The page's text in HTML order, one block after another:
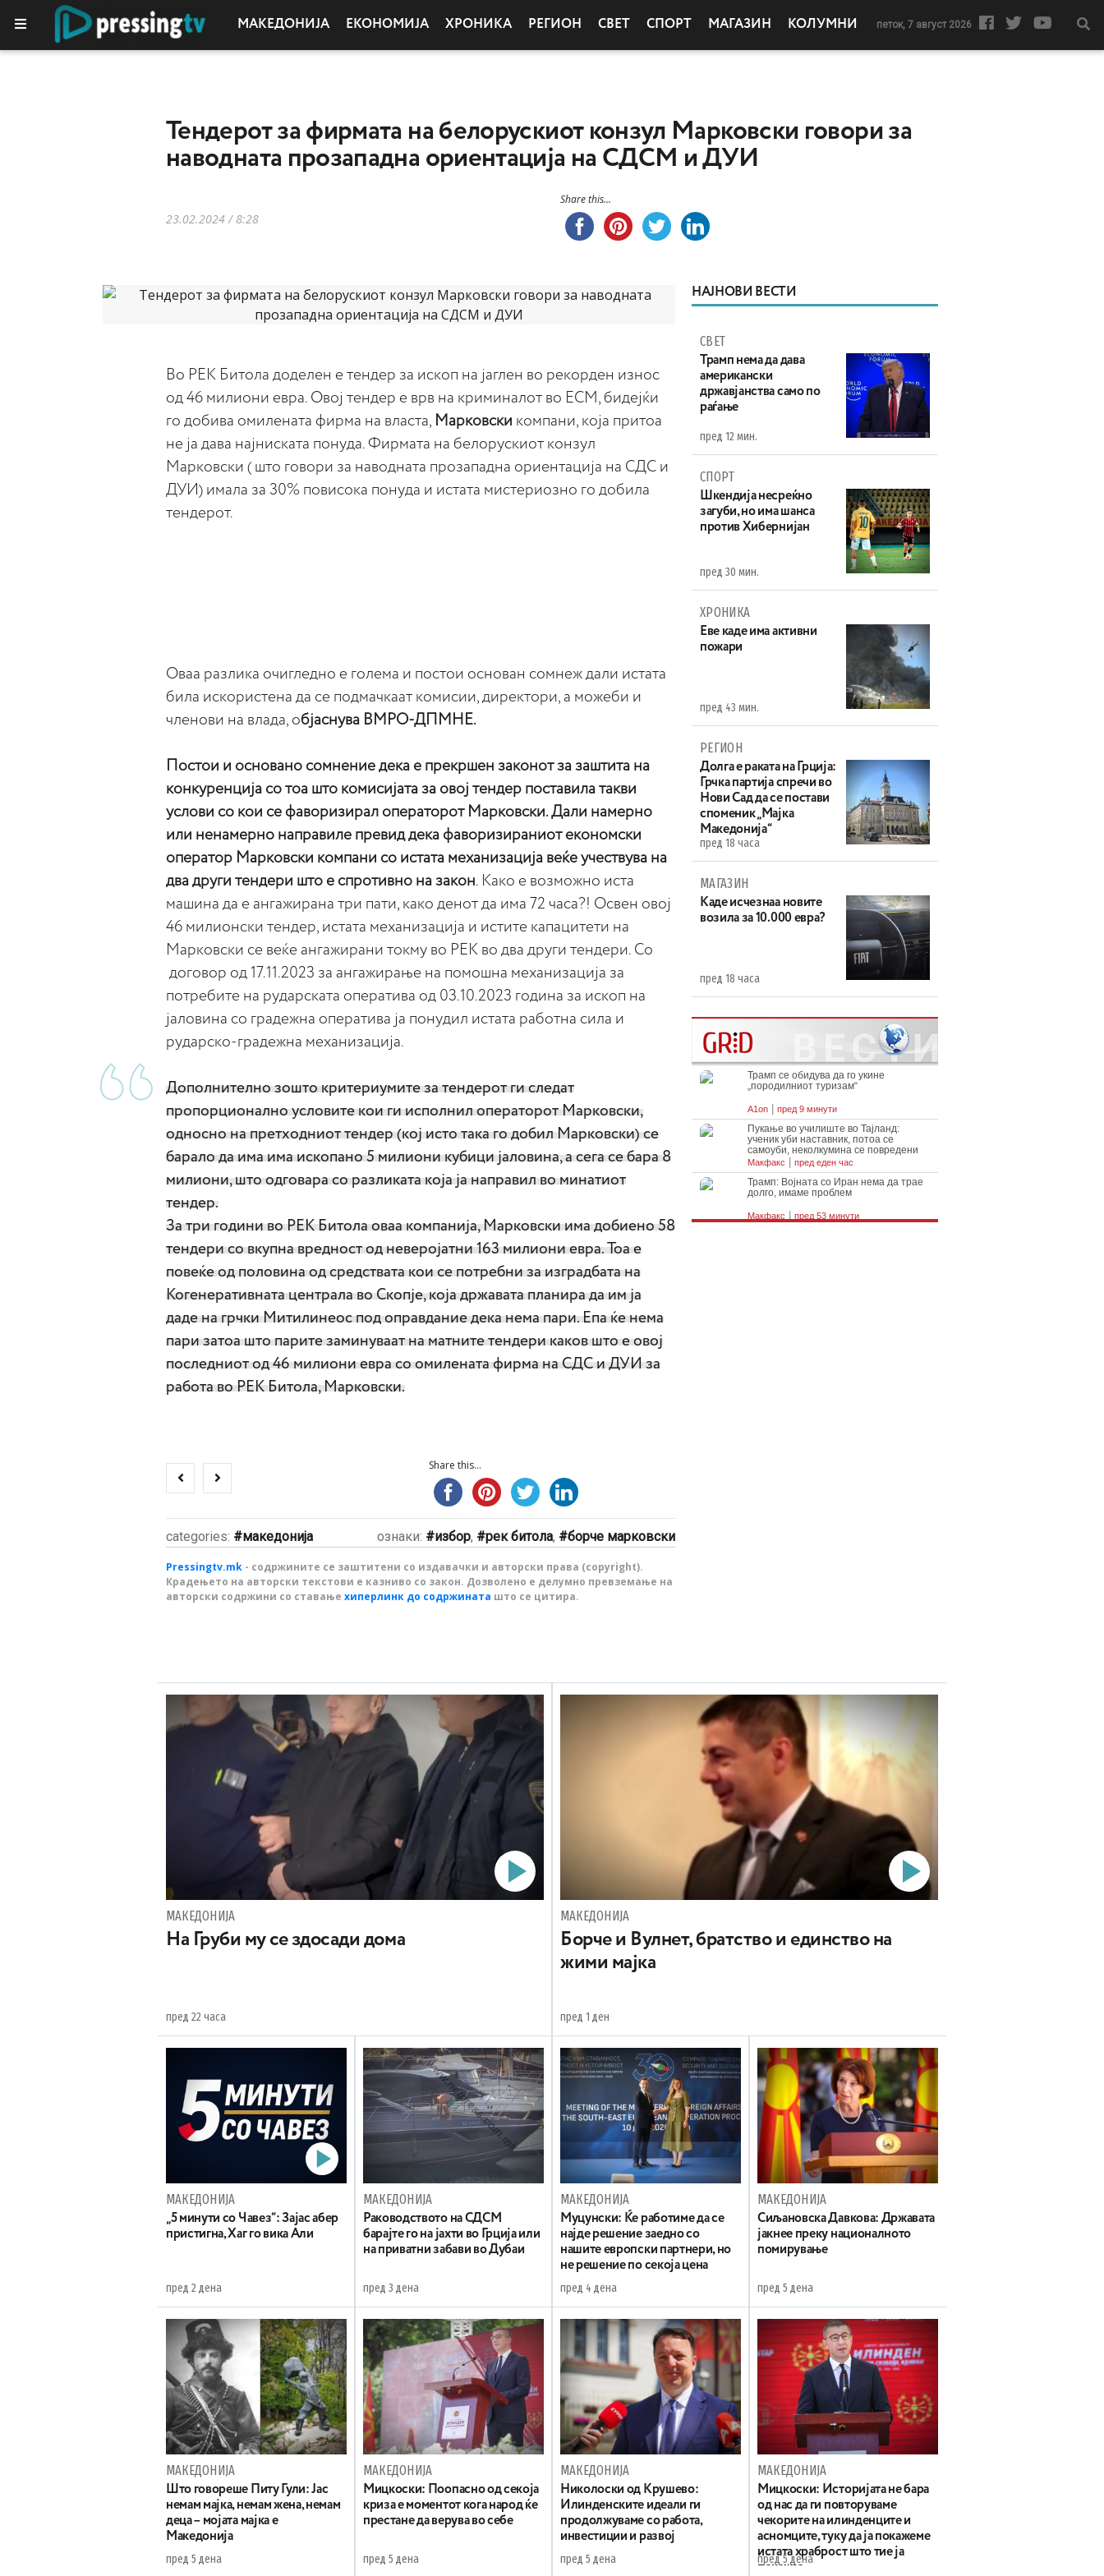
МАКЕДОНИЈА ЕКОНОМИЈА ХРОНИКА РЕГИОН СВЕТ СПОРТ МАГАЗИН КОЛУМНИ петок, 7 август 2026
Тендерот за фирмата на белорускиот конзул Марковски говори за
наводната прозападна ориентација на СДСМ и ДУИ
23.02.2024 / 8:28
Share this...
Во РЕК Битола доделен е тендер за ископ на јаглен во рекорден износ
од 46 милиони евра. Овој тендер е врв на криминалот во ЕСМ, бидејќи
го добива омилената фирма на власта, Марковски компани, која притоа
не ја дава најниската понуда. Фирмата на белорускиот конзул
Марковски ( што говори за наводната прозападна ориентација на СДС и
ДУИ) имала за 30% повисока понуда и истата мистериозно го добила
тендерот.
Оваа разлика очигледно е голема и постои основан сомнеж дали истата
била искористена да се подмачкаат комисии, директори, а можеби и
членови на влада, објаснува ВМРО-ДПМНЕ.
Постои и основано сомнение дека е прекршен законот за заштита на
конкуренција со тоа што комисијата за овој тендер поставила такви
услови со кои се фаворизирал операторот Марковски. Дали намерно
или ненамерно направиле превид дека фаворизираниот економски
оператор Марковски компани со истата механизација веќе учествува на
два други тендери што е спротивно на закон. Како е возможно иста
машина да е ангажирана три пати, како денот да има 72 часа?! Освен овој
46 милионски тендер, истата механизација и истите капацитети на
Марковски се веќе ангажирани токму во РЕК во два други тендери. Со
договор од 17.11.2023 за ангажирање на помошна механизација за
потребите на рударската оператива од 03.10.2023 година за ископ на
јаловина со градежна оператива ја понудил истата работна сила и
рударско-градежна механизација.
Дополнително зошто критериумите за тендерот ги следат
пропорционално условите кои ги исполнил операторот Марковски,
односно на претходниот тендер (кој исто така го добил Марковски) се
барало да има има ископано 5 милиони кубици јаловина, а сега се бара 8
милиони, што одговара со разликата која ја направил во минатиот
тендер.
За три години во РЕК Битола оваа компанија, Марковски има добиено 58
тендери со вкупна вредност од неверојатни 163 милиони евра. Тоа е
повеќе од половина од средствата кои се потребни за изградбата на
Когенеративната централа во Скопје, која државата планира да им ја
даде на грчки Митилинеос под оправдание дека нема пари. Епа ќе нема
пари затоа што парите заминуваат на матните тендери каков што е овој
последниот од 46 милиони евра со омилената фирма на СДС и ДУИ за
работа во РЕК Битола, Марковски.
Share this...
categories: македонија ознаки: избор, рек битола, борче марковски
Pressingtv.mk - содржините се заштитени со издавачки и авторски права (copyright).
Крадењето на авторски текстови е казниво со закон. Дозволено е делумно превземање на
авторски содржини со ставање хиперлинк до содржината што се цитира.
НАЈНОВИ ВЕСТИ
СВЕТ
Трамп нема да дава
американски
државјанства само по
раѓање
пред 12 мин.
СПОРТ
Шкендија несреќно
загуби, но има шанса
против Хибернијан
пред 30 мин.
ХРОНИКА
Eве каде има активни
пожари
пред 43 мин.
РЕГИОН
Долга е раката на Грција:
Грчка партија спречи во
Нови Сад да се постави
споменик „Мајка
Македонија“
пред 18 часа
МАГАЗИН
Каде исчезнаа новите
возила за 10.000 евра?
пред 18 часа
МАКЕДОНИЈА
На Груби му се здосади дома
пред 22 часа
МАКЕДОНИЈА
Борче и Вулнет, братство и единство на
жими мајка
пред 1 ден
МАКЕДОНИЈА
„5 минути со Чавез“: Зајас абер
пристигна, Хаг го вика Али
пред 2 дена
МАКЕДОНИЈА
Раководството на СДСМ
барајте го на јахти во Грција или
на приватни забави во Дубаи
пред 3 дена
МАКЕДОНИЈА
Муцунски: Ќе работиме да се
најде решение заедно со
нашите европски партнери, но
не решение по секоја цена
пред 4 дена
МАКЕДОНИЈА
Сиљановска Давкова: Државата
јакнее преку националното
помирување
пред 5 дена
МАКЕДОНИЈА
Што говореше Питу Гули: Јас
немам мајка, немам жена, немам
деца – мојата мајка е
Македонија
пред 5 дена
МАКЕДОНИЈА
Мицкоски: Поопасно од секоја
криза е моментот кога народ ќе
престане да верува во себе
пред 5 дена
МАКЕДОНИЈА
Николоски од Крушево:
Илинденските идеали ги
продолжуваме со работа,
инвестиции и развој
пред 5 дена
МАКЕДОНИЈА
Мицкоски: Историјата не бара
од нас да ги повторуваме
чекорите на илинденците и
асномците, туку да ја покажеме
истата храброст што тие ја
покажаа
пред 5 дена